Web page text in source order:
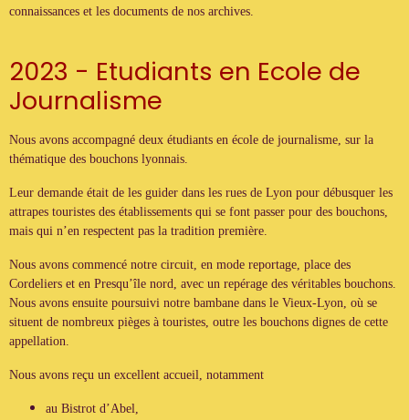
connaissances et les documents de nos archives.
2023 - Etudiants en Ecole de
Journalisme
Nous avons accompagné deux étudiants en école de journalisme, sur la
thématique des bouchons lyonnais.
Leur demande était de les guider dans les rues de Lyon pour débusquer les
attrapes touristes des établissements qui se font passer pour des bouchons,
mais qui n’en respectent pas la tradition première.
Nous avons commencé notre circuit, en mode reportage, place des
Cordeliers et en Presqu’île nord, avec un repérage des véritables bouchons.
Nous avons ensuite poursuivi notre bambane dans le Vieux-Lyon, où se
situent de nombreux pièges à touristes, outre les bouchons dignes de cette
appellation.
Nous avons reçu un excellent accueil, notamment
au Bistrot d’Abel,